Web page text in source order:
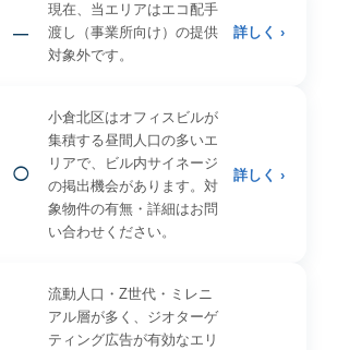
—
現在、当エリアはエコ配手
渡し（事業所向け）の提供
対象外です。
詳しく ›
◯
小倉北区はオフィスビルが
集積する昼間人口の多いエ
リアで、ビル内サイネージ
の掲出機会があります。対
象物件の有無・詳細はお問
い合わせください。
詳しく ›
流動人口・Z世代・ミレニ
アル層が多く、ジオターゲ
ティング広告が有効なエリ